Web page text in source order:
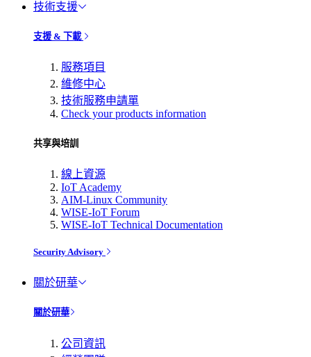
技術支援
支援 & 下載
服務項目
維修中心
技術服務申請單
Check your products information
共享與培訓
線上資源
IoT Academy
AIM-Linux Community
WISE-IoT Forum
WISE-IoT Technical Documentation
Security Advisory
關於研華
關於研華
公司資訊